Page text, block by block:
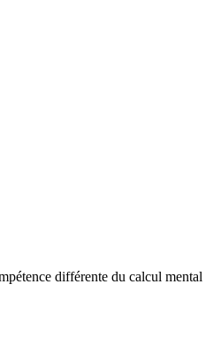
différente du calcul mental